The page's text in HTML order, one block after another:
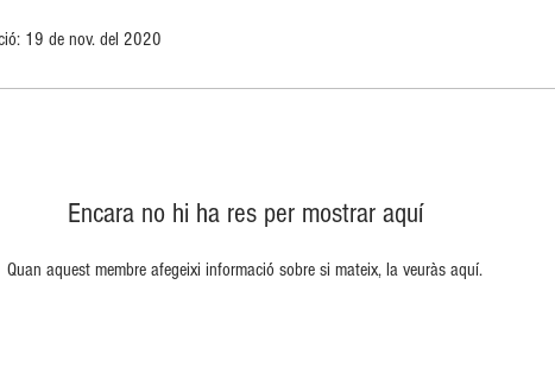
19 de nov. del 2020
Encara no hi ha res per mostrar aquí
Quan aquest membre afegeixi informació sobre si mateix, la veuràs aquí.